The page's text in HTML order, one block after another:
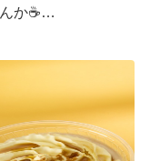
か☕
施中▼